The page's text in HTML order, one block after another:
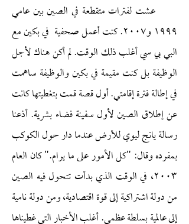
عشت لفترات متقطعة في الصين بين عامي
١٩٩٩ و٢٠٠٧. كنت أعمل صحفية في بكين مع
البي بي سي أغلب ذلك الوقت. لم أكن هناك لأجل
الوظيفة بل كنت مقيمة في بكين والوظيفة ساهمت
في إطالة فترة إقامتي. أول قصة قمت بتغطيتها كانت
عن إطلاق الصين لأول سفينة فضاء بشرية. أذعنا
رسالة يانج ليوي للأرض عندما دار حول الكوكب
بمفرده وقال: "كل الأمور على ما يرام." كان العام
٢٠٠٣، في الوقت الذي بدأت تتحول فيه الصين
من دولة اشتراكية إلى قوة اقتصادية، ومن دولة نامية
إلى عالمية بسلطة عظمى. أغلب الأخبار التي غطيناها